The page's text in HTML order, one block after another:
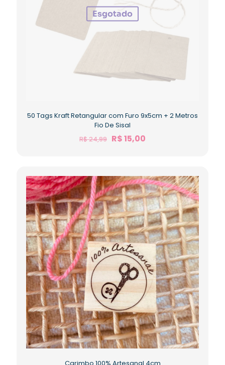
Esgotado
50 Tags Kraft Retangular com Furo 9x5cm + 2 Metros
Fio De Sisal
R$24,99 R$15,00